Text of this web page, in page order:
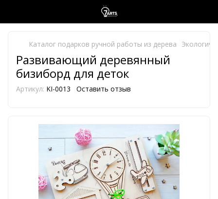
Каталог подарков ручной работы из дерева
Развивающий деревянный
бизиборд для деток
Артикул: KI-0013 Оставить отзыв